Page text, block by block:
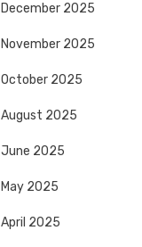
December 2025
November 2025
October 2025
August 2025
June 2025
May 2025
April 2025